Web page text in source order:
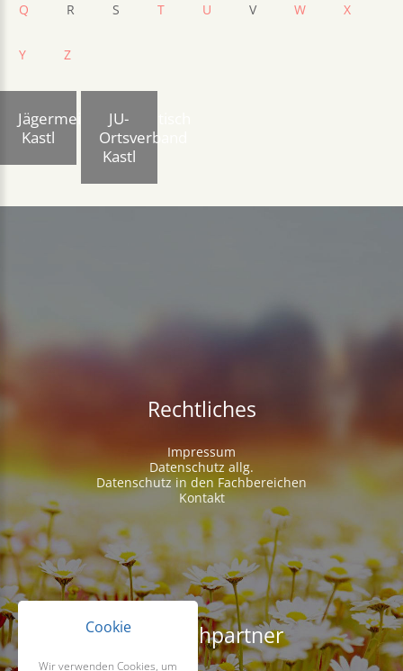
Q R S T U V W X
Y Z
Jägermeisterstammtisch
Kastl
JU-
Ortsverband
Kastl
Rechtliches
Impressum
Datenschutz allg.
Datenschutz in den Fachbereichen
Kontakt
Ansprechpartner
Cookie
Wir verwenden Cookies, um